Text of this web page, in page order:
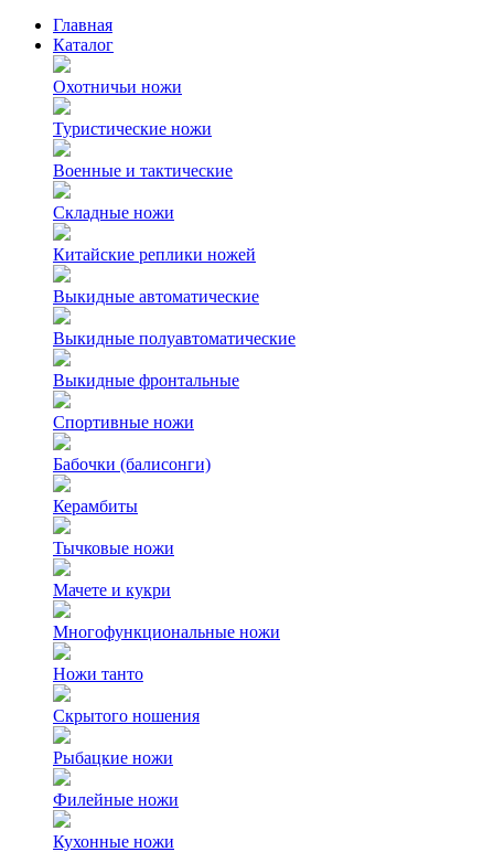
Главная
Каталог
Охотничьи ножи
Туристические ножи
Военные и тактические
Складные ножи
Китайские реплики ножей
Выкидные автоматические
Выкидные полуавтоматические
Выкидные фронтальные
Спортивные ножи
Бабочки (балисонги)
Керамбиты
Тычковые ножи
Мачете и кукри
Многофункциональные ножи
Ножи танто
Скрытого ношения
Рыбацкие ножи
Филейные ножи
Кухонные ножи